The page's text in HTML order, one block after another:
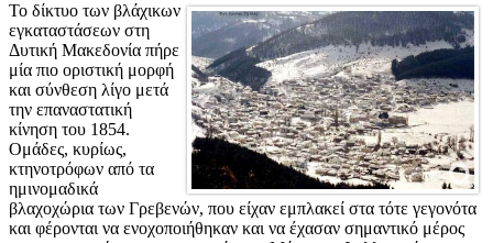
Το δίκτυο των βλάχικων
εγκαταστάσεων στη
Δυτική Μακεδονία πήρε
μία πιο οριστική μορφή
και σύνθεση λίγο μετά
την επαναστατική
κίνηση του 1854.
Ομάδες, κυρίως,
κτηνοτρόφων από τα
ημινομαδικά
βλαχοχώρια των Γρεβενών, που είχαν εμπλακεί στα τότε γεγονότα
και φέρονται να ενοχοποιήθηκαν και να έχασαν σημαντικό μέρος